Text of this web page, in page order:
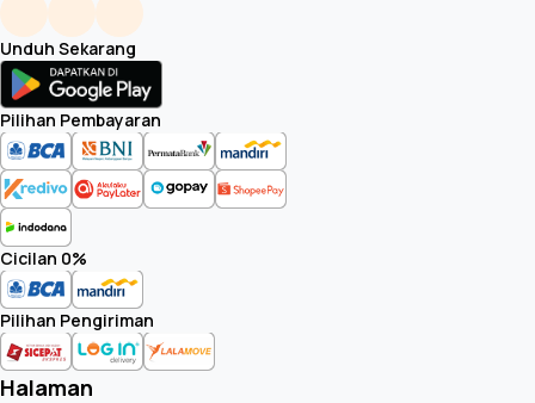
Unduh Sekarang
Pilihan Pembayaran
Cicilan 0%
Pilihan Pengiriman
Halaman